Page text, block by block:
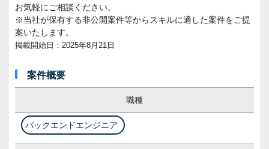
お気軽にご相談ください。
※当社が保有する非公開案件等からスキルに適した案件をご提
案いたします。
掲載開始日：2025年8月21日
案件概要
職種
バックエンドエンジニア